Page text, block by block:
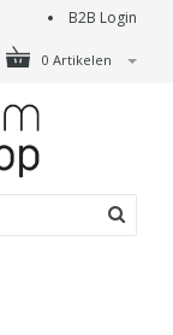
B2B Login
0 Artikelen